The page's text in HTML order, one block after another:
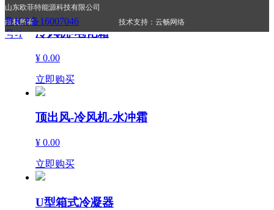
冷风机-电化霜
¥ 0.00
立即购买
顶出风-冷风机-水冲霜
¥ 0.00
立即购买
U型箱式冷凝器
山东欧菲特能源科技有限公司
版权所有 技术支持：云畅网络
鲁ICP备16007046
号-1